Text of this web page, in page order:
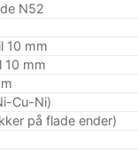
N52
10 mm
10 mm
Cu-Ni)
på flade ender)